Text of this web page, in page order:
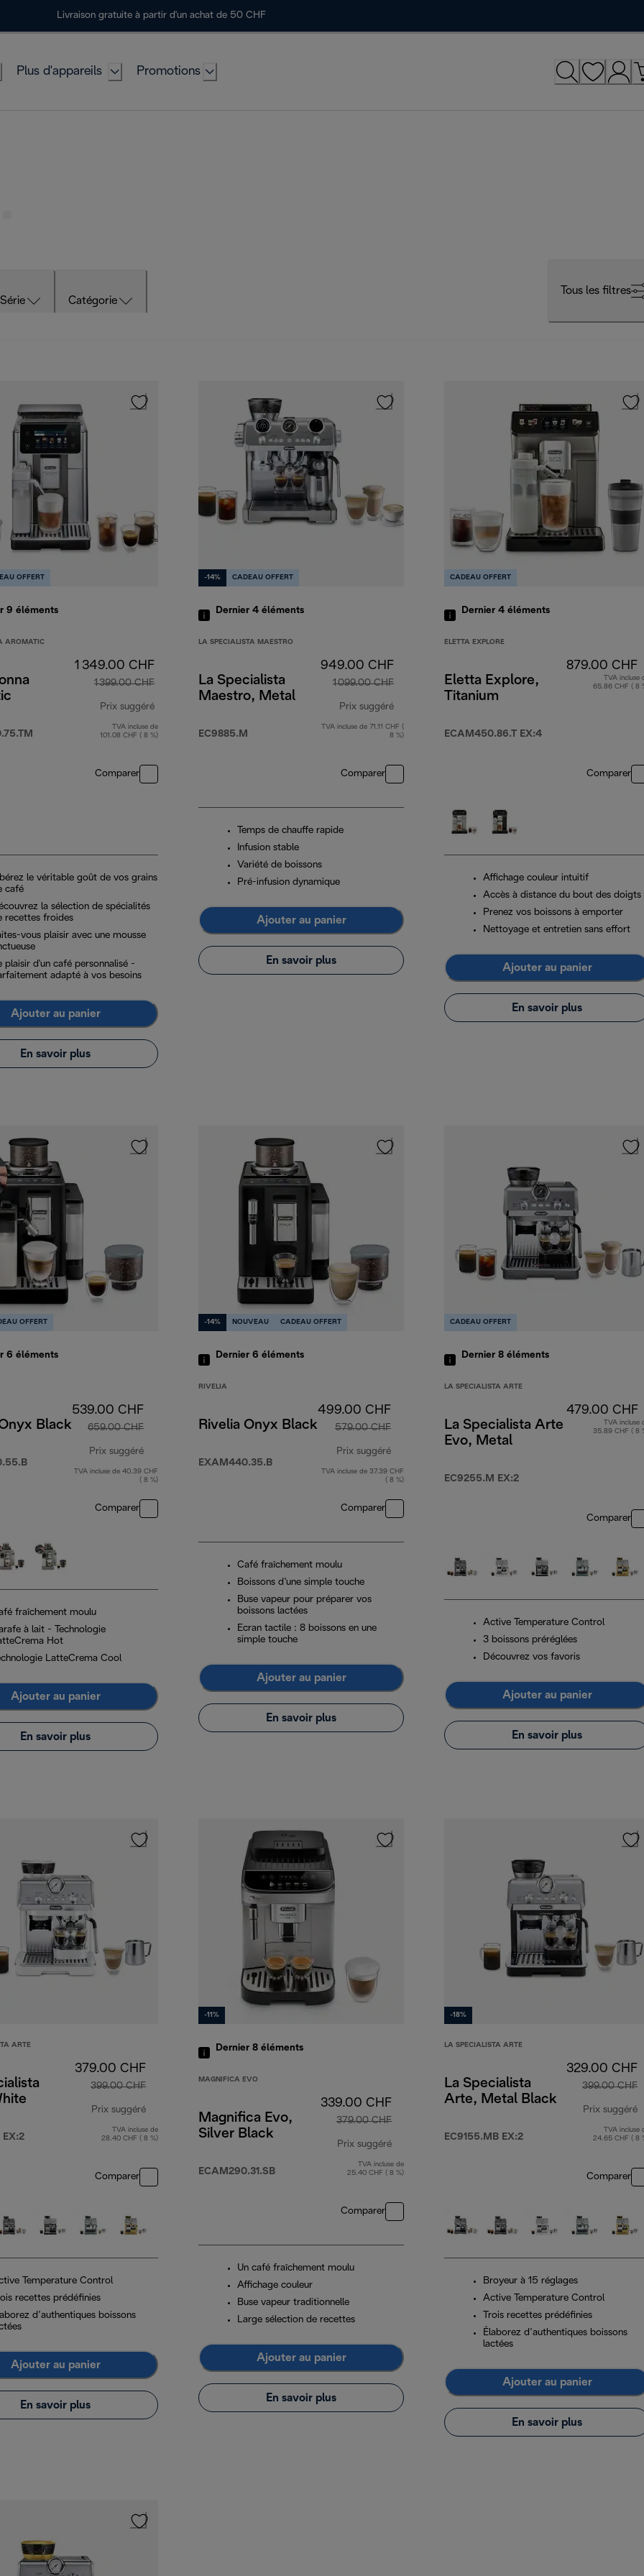
Livraison gratuite à partir d'un achat de 50 CHF
Plus d'appareils Promotions
Série Catégorie
Tous les filtres
OFFERT
9 éléments
AROMATIC
1 349.00 CHF
1 399.00 CHF
Prix suggéré
prix original 1 399.00 CHF
TVA incluse de
101.08 CHF ( 8 %)
Comparer
le véritable goût de vos grains
café
la sélection de spécialités
recettes froides
vous plaisir avec une mousse
plaisir d'un café personnalisé -
adapté à vos besoins
Ajouter au panier
En savoir plus
-14% CADEAU OFFERT
Dernier 4 éléments
LA SPECIALISTA MAESTRO
La Specialista
Maestro, Metal
EC9885.M
949.00 CHF
1 099.00 CHF
Prix suggéré
prix original 1 099.00 CHF
TVA incluse de 71.11 CHF (
8 %)
Comparer
Temps de chauffe rapide
Infusion stable
Variété de boissons
Pré-infusion dynamique
Ajouter au panier
En savoir plus
CADEAU OFFERT
Dernier 4 éléments
ELETTA EXPLORE
Eletta Explore,
Titanium
ECAM450.86.T EX:4
879.00 CHF
TVA incluse
65.86 CHF ( 8
Comparer
Affichage couleur intuitif
Accès à distance du bout des doigts
Prenez vos boissons à emporter
Nettoyage et entretien sans effort
Ajouter au panier
En savoir plus
OFFERT
6 éléments
Black
539.00 CHF
659.00 CHF
Prix suggéré
prix original 659.00 CHF
TVA incluse de 40.39 CHF
( 8 %)
Comparer
fraîchement moulu
à lait - Technologie
Hot
LatteCrema Cool
Ajouter au panier
En savoir plus
-14% NOUVEAU CADEAU OFFERT
Dernier 6 éléments
RIVELIA
Rivelia Onyx Black
EXAM440.35.B
499.00 CHF
579.00 CHF
Prix suggéré
prix original 579.00 CHF
TVA incluse de 37.39 CHF
( 8 %)
Comparer
Café fraîchement moulu
Boissons d’une simple touche
Buse vapeur pour préparer vos
boissons lactées
Ecran tactile : 8 boissons en une
simple touche
Ajouter au panier
En savoir plus
CADEAU OFFERT
Dernier 8 éléments
LA SPECIALISTA ARTE
La Specialista Arte
Evo, Metal
EC9255.M EX:2
479.00 CHF
TVA incluse
35.89 CHF ( 8
Comparer
Active Temperature Control
3 boissons préréglées
Découvrez vos favoris
Ajouter au panier
En savoir plus
ARTE
EX:2
379.00 CHF
399.00 CHF
Prix suggéré
prix original 399.00 CHF
TVA incluse de
28.40 CHF ( 8 %)
Comparer
Temperature Control
recettes prédéfinies
d’authentiques boissons
Ajouter au panier
En savoir plus
-11%
Dernier 8 éléments
MAGNIFICA EVO
Magnifica Evo,
Silver Black
ECAM290.31.SB
339.00 CHF
379.00 CHF
Prix suggéré
prix original 379.00 CHF
TVA incluse de
25.40 CHF ( 8 %)
Comparer
Un café fraîchement moulu
Affichage couleur
Buse vapeur traditionnelle
Large sélection de recettes
Ajouter au panier
En savoir plus
-18%
LA SPECIALISTA ARTE
La Specialista
Arte, Metal Black
EC9155.MB EX:2
329.00 CHF
399.00 CHF
Prix suggéré
TVA incluse
24.65 CHF ( 8
Comparer
Broyeur à 15 réglages
Active Temperature Control
Trois recettes prédéfinies
Élaborez d’authentiques boissons
lactées
Ajouter au panier
En savoir plus